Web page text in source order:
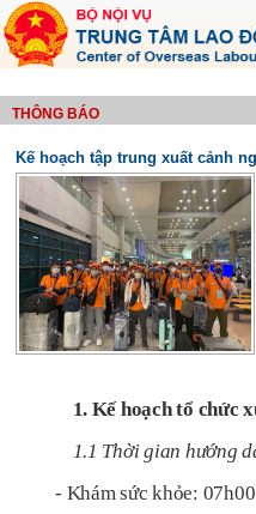
THÔNG BÁO
Kế hoạch tập trung xuất cảnh
1. Kế hoạch tổ chức
1.1 Thời gian hướng
- Khám sức khỏe: 07h00